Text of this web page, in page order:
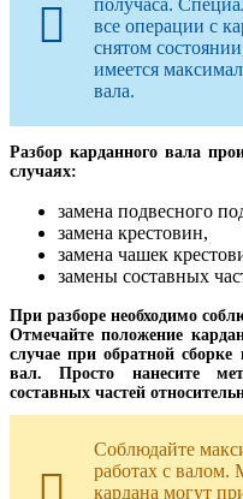
получаса.
все операции с
снятом
имеется
вала.
Разбор карданного вала
случаях:
замена подвесного
замена крестовин,
замена чашек
замены составных
При разборе необходимо
Отмечайте положение
случае при обратной
вал. Просто нанесите
составных частей
Соблюдайте
работах с валом.
кардана могут